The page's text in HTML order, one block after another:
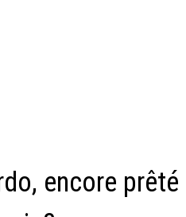
encore prêté